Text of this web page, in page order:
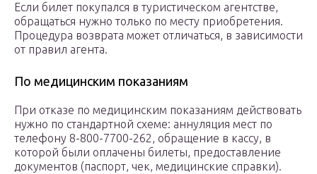
Если билет покупался в туристическом агентстве,
обращаться нужно только по месту приобретения.
Процедура возврата может отличаться, в зависимости
от правил агента.
По медицинским показаниям
При отказе по медицинским показаниям действовать
нужно по стандартной схеме: аннуляция мест по
телефону 8-800-7700-262, обращение в кассу, в
которой были оплачены билеты, предоставление
документов (паспорт, чек, медицинские справки).